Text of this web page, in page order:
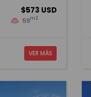
$573 USD
59m2
VER MÁS